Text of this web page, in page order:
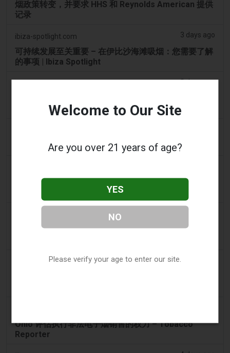
烟政策转变，并要求 HHS 和 Reynolds American 提供
记录
ibiza-spotlight.com 3 days ago
可持续发展至关重要 – 在伊比沙海滩吸烟：您需要了解
的事项 | Ibiza Spotlight
3 days ago
升 1 迪拉姆的最低消费税价格，同时维持 100% 的税率
VB Distribution获准承担电子烟产品税
2FIRSTS | 尼古丁袋在美国便利店市场崛起，而电子烟
电子烟税在九个月内筹集了2200万欧元后，政府正考虑
Tico Times 3 days ago
Ohio 评估执行非法电子烟销售的权力 – Tobacco
Reporter
Welcome to Our Site
Are you over 21 years of age?
YES
NO
Please verify your age to enter our site.